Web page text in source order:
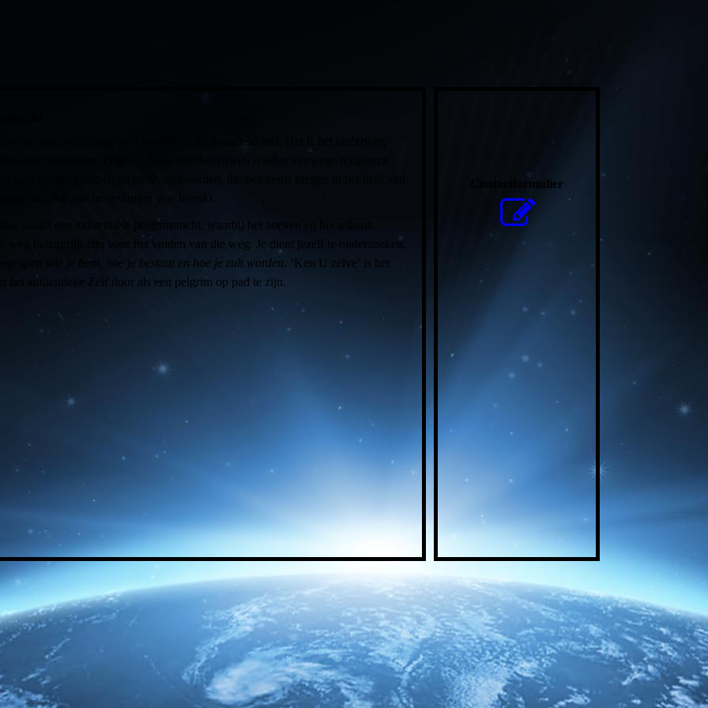
van een pelgrimage is al zo oud als de mensheid zelf. Het is het onderweg
maakt een existentiële pelgrimstocht, waarbij het zoeken en het telkens
weg belangrijk zijn voor het vinden van die weg. Je dient jezelf te onderzoeken,
wie je bent, hoe je bestaat en hoe je zult worden. ‘Ken U zelve’ is het
het authentieke Zelf door als een pelgrim op pad te zijn.
Contactformulier